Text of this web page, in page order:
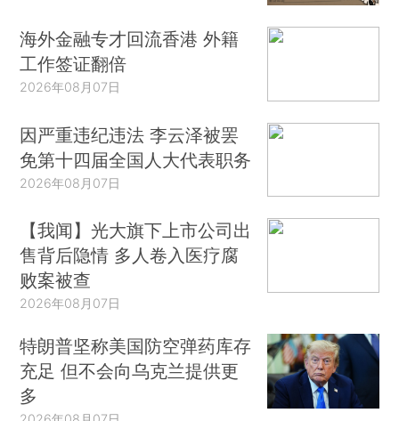
海外金融专才回流香港 外籍
工作签证翻倍
2026年08月07日
因严重违纪违法 李云泽被罢
免第十四届全国人大代表职务
2026年08月07日
【我闻】光大旗下上市公司出
售背后隐情 多人卷入医疗腐
败案被查
2026年08月07日
特朗普坚称美国防空弹药库存
充足 但不会向乌克兰提供更
多